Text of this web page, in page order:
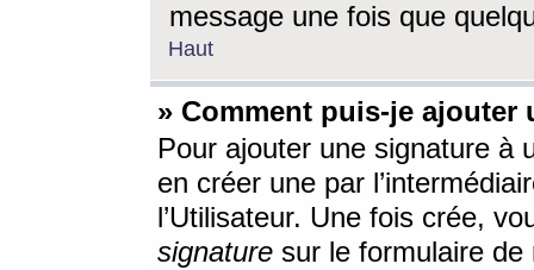
message une fois que
Haut
» Comment puis-je ajouter
Pour ajouter une signature à
en créer une par
l’Utilisateur. Une fois crée,
signature sur le formulaire de